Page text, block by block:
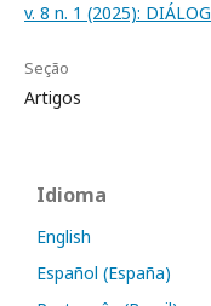
v. 8 n. 1 (2025):
Seção
Artigos
Idioma
English
Español (España)